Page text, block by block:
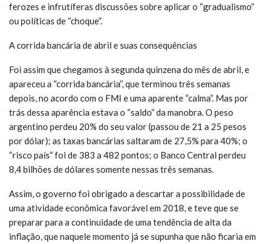
ferozes e infrutíferas discussões sobre aplicar o “gradualismo”
ou políticas de “choque”.
A corrida bancária de abril e suas consequências
Foi assim que chegamos à segunda quinzena do mês de abril, e
apareceu a “corrida bancária”, que terminou três semanas
depois, no acordo com o FMI e uma aparente “calma”. Mas por
trás dessa aparência estava o “saldo” da manobra. O peso
argentino perdeu 20% do seu valor (passou de 21 a 25 pesos
por dólar); as taxas bancárias saltaram de 27,5% para 40%; o
“risco país” foi de 383 a 482 pontos; o Banco Central perdeu
8,4 bilhões de dólares somente nessas três semanas.
Assim, o governo foi obrigado a descartar a possibilidade de
uma atividade econômica favorável em 2018, e teve que se
preparar para a continuidade de uma tendência de alta da
inflação, que naquele momento já se supunha que não ficaria em